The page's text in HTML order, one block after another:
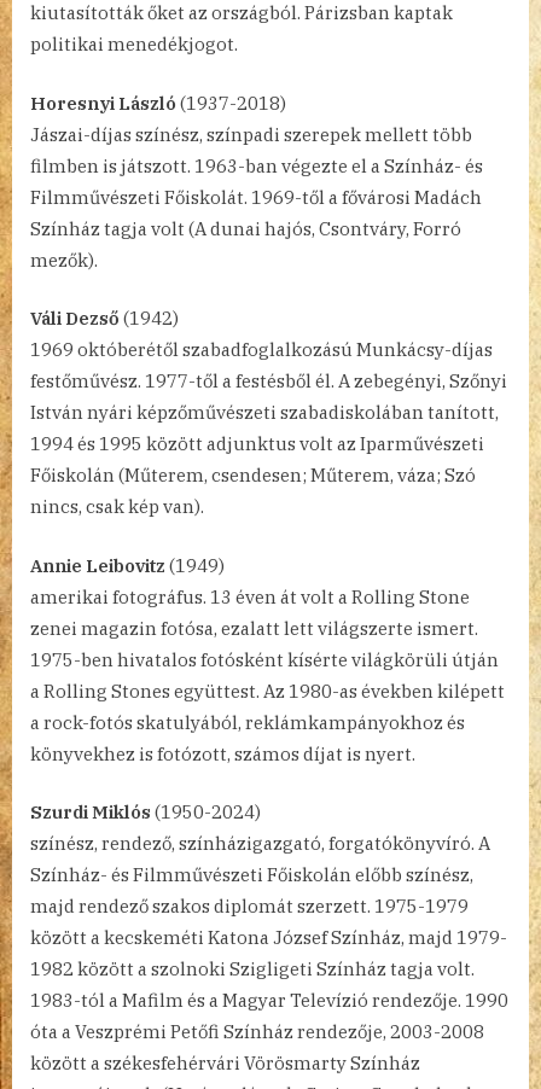
kiutasították őket az országból. Párizsban kaptak
politikai menedékjogot.
Horesnyi László (1937-2018)
Jászai-díjas színész, színpadi szerepek mellett több
filmben is játszott. 1963-ban végezte el a Színház- és
Filmművészeti Főiskolát. 1969-től a fővárosi Madách
Színház tagja volt (A dunai hajós, Csontváry, Forró
mezők).
Váli Dezső (1942)
1969 októberétől szabadfoglalkozású Munkácsy-díjas
festőművész. 1977-től a festésből él. A zebegényi, Szőnyi
István nyári képzőművészeti szabadiskolában tanított,
1994 és 1995 között adjunktus volt az Iparművészeti
Főiskolán (Műterem, csendesen; Műterem, váza; Szó
nincs, csak kép van).
Annie Leibovitz (1949)
amerikai fotográfus. 13 éven át volt a Rolling Stone
zenei magazin fotósa, ezalatt lett világszerte ismert.
1975-ben hivatalos fotósként kísérte világkörüli útján
a Rolling Stones együttest. Az 1980-as években kilépett
a rock-fotós skatulyából, reklámkampányokhoz és
könyvekhez is fotózott, számos díjat is nyert.
Szurdi Miklós (1950-2024)
színész, rendező, színházigazgató, forgatókönyvíró. A
Színház- és Filmművészeti Főiskolán előbb színész,
majd rendező szakos diplomát szerzett. 1975-1979
között a kecskeméti Katona József Színház, majd 1979-
1982 között a szolnoki Szigligeti Színház tagja volt.
1983-tól a Mafilm és a Magyar Televízió rendezője. 1990
óta a Veszprémi Petőfi Színház rendezője, 2003-2008
között a székesfehérvári Vörösmarty Színház